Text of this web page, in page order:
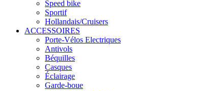
Speed bike
Sportif
Hollandais/Cruisers
ACCESSOIRES
Porte-Vélos Electriques
Antivols
Béquilles
Casques
Éclairage
Garde-boue